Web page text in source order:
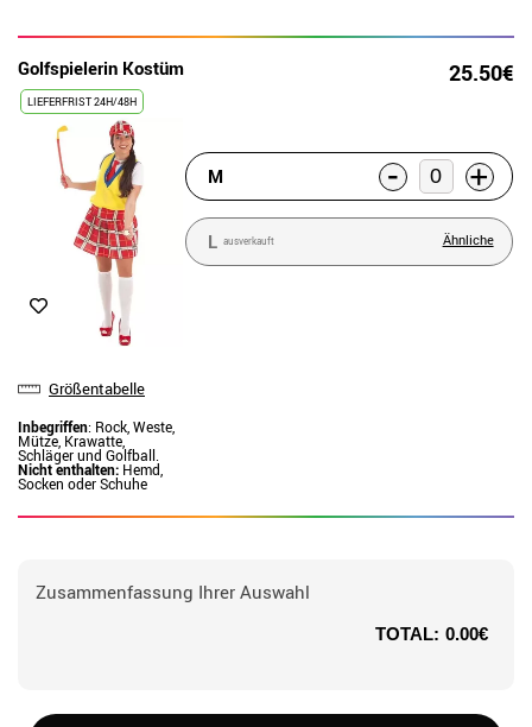
Golfspielerin Kostüm 25.50€
LIEFERFRIST 24H/48H
Größentabelle
Inbegriffen: Rock, Weste,
Mütze, Krawatte,
Schläger und Golfball.
Nicht enthalten: Hemd,
Socken oder Schuhe
M - +
L ausverkauft Ähnliche
Zusammenfassung Ihrer Auswahl
TOTAL: 0.00€